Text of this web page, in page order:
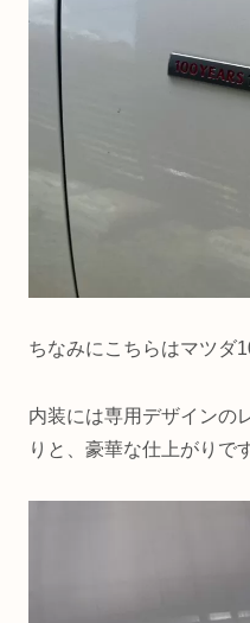
ちなみにこちらはマツダ
内装には専用デザインの
りと、豪華な仕上がりで